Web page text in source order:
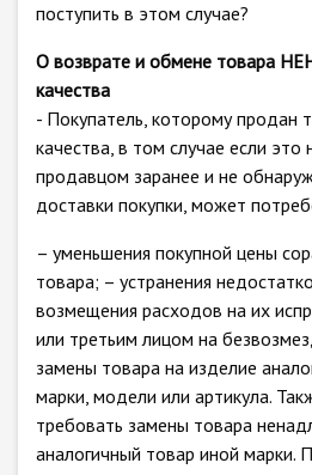
поступить в этом случае?
О возврате и обмене товара
качества
- Покупатель, которому продан
качества, в том случае если
продавцом заранее и не
доставки покупки, может
– уменьшения покупной цены
товара; – устранения
возмещения расходов на их
или третьим лицом на
замены товара на изделие
марки, модели или артикула.
требовать замены товара
аналогичный товар иной марки.